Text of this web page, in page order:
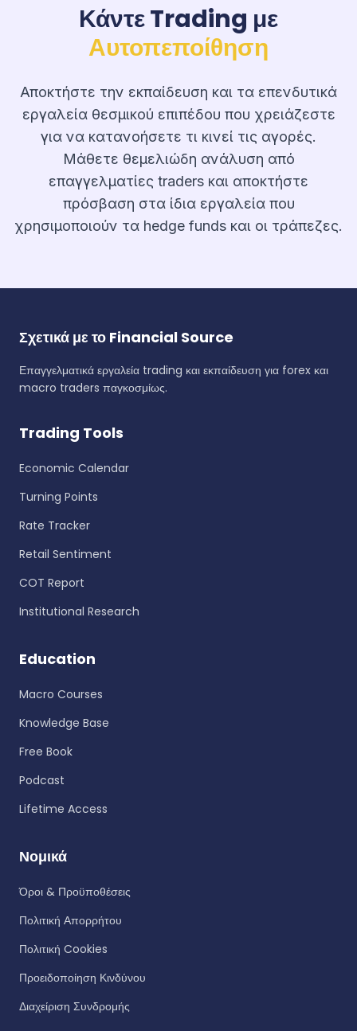
Κάντε Trading με
Αυτοπεποίθηση
Αποκτήστε την εκπαίδευση και τα επενδυτικά
εργαλεία θεσμικού επιπέδου που χρειάζεστε
για να κατανοήσετε τι κινεί τις αγορές.
Μάθετε θεμελιώδη ανάλυση από
επαγγελματίες traders και αποκτήστε
πρόσβαση στα ίδια εργαλεία που
χρησιμοποιούν τα hedge funds και οι τράπεζες.
Σχετικά με το Financial Source
Επαγγελματικά εργαλεία trading και εκπαίδευση για forex και
macro traders παγκοσμίως.
Trading Tools
Economic Calendar
Turning Points
Rate Tracker
Retail Sentiment
COT Report
Institutional Research
Education
Macro Courses
Knowledge Base
Free Book
Podcast
Lifetime Access
Νομικά
Όροι & Προϋποθέσεις
Πολιτική Απορρήτου
Πολιτική Cookies
Προειδοποίηση Κινδύνου
Διαχείριση Συνδρομής